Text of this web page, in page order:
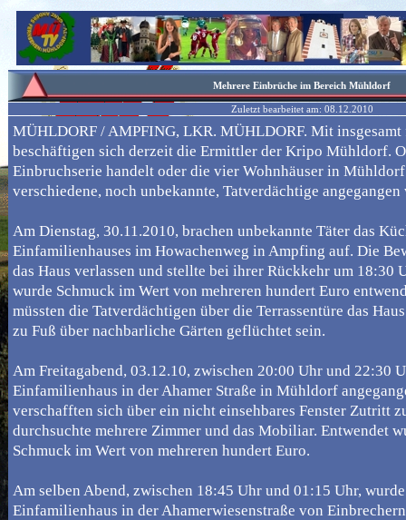
Mehrere Einbrüche im Bereich Mühldorf
Zuletzt bearbeitet am: 08.12.2010
MÜHLDORF / AMPFING, LKR. MÜHLDORF. Mit
beschäftigen sich derzeit die Ermittler der Kripo Mühldorf.
Einbruchserie handelt oder die vier Wohnhäuser in
verschiedene, noch unbekannte, Tatverdächtige
Am Dienstag, 30.11.2010, brachen unbekannte Täter das
Einfamilienhauses im Howachenweg in Ampfing auf. Die
das Haus verlassen und stellte bei ihrer Rückkehr um 18:30
wurde Schmuck im Wert von mehreren hundert Euro
müssten die Tatverdächtigen über die Terrassentüre das
zu Fuß über nachbarliche Gärten geflüchtet sein.
Am Freitagabend, 03.12.10, zwischen 20:00 Uhr und 22:30
Einfamilienhaus in der Ahamer Straße in Mühldorf
verschafften sich über ein nicht einsehbares Fenster Zutritt
durchsuchte mehrere Zimmer und das Mobiliar. Entwendet
Schmuck im Wert von mehreren hundert Euro.
Am selben Abend, zwischen 18:45 Uhr und 01:15 Uhr,
Einfamilienhaus in der Ahamerwiesenstraße von